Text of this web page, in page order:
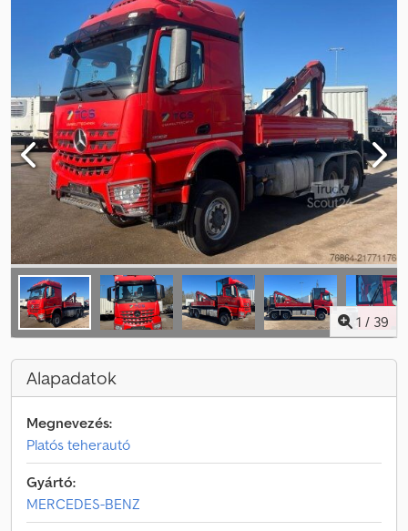
1 / 39
Alapadatok
Megnevezés:
Platós teherautó
Gyártó:
MERCEDES-BENZ